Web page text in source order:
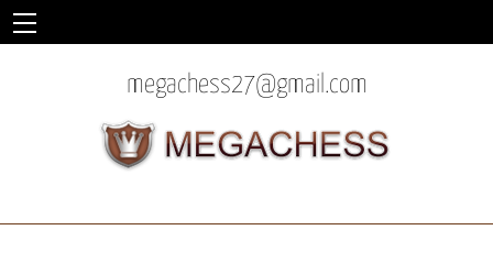
megachess27@gmail.com